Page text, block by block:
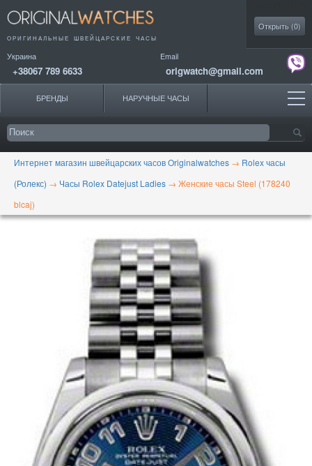
ОРИГИНАЛЬНЫЕ ШВЕЙЦАРСКИЕ ЧАСЫ
Украина
+38067 789 6633
Email
origwatch@gmail.com
Открыть (0)
БРЕНДЫ НАРУЧНЫЕ ЧАСЫ
Интернет магазин швейцарских часов Originalwatches → Rolex часы
(Ролекс) → Часы Rolex Datejust Ladies → Женские часы Steel (178240
blcaj)